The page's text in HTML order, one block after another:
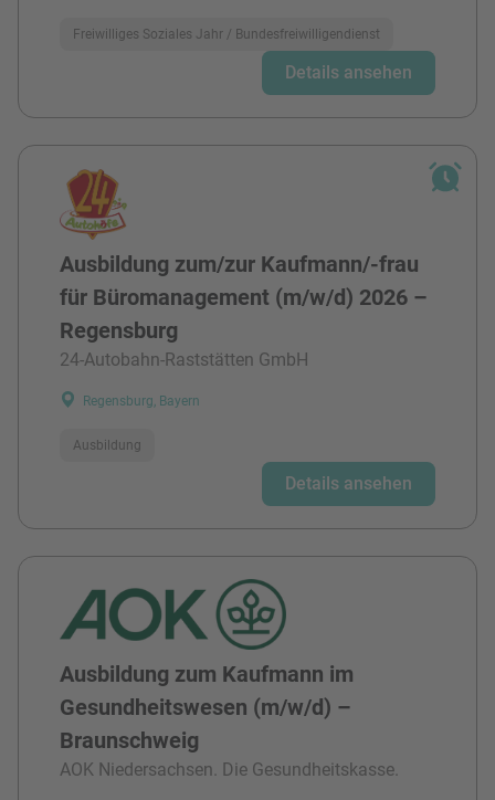
Freiwilliges Soziales Jahr / Bundesfreiwilligendienst
Details ansehen
Ausbildung zum/zur Kaufmann/-frau
für Büromanagement (m/w/d) 2026 –
Regensburg
24-Autobahn-Raststätten GmbH
Regensburg, Bayern
Ausbildung
Details ansehen
Ausbildung zum Kaufmann im
Gesundheitswesen (m/w/d) –
Braunschweig
AOK Niedersachsen. Die Gesundheitskasse.